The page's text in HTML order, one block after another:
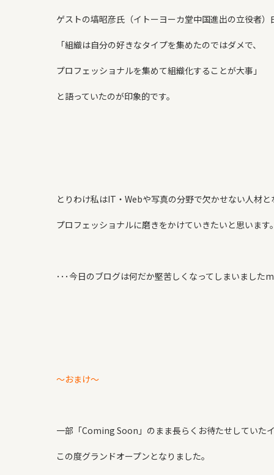
ゲストの塙昭彦氏（イトーヨーカ堂中国進出の立役者）
「組織は自分の好きなタイプを集めたのではダメで、
プロフェッショナルを集めて組織化することが大事」
と語っていたのが印象的です。
とりわけ私はIT・Webや写真の分野で欠かせない人材と
プロフェッショナルに磨きをかけていきたいと思います。
･･･今日のブログは何だか堅苦しくなってしまいました
～おまけ～
一部「Coming Soon」のまま長らくお待たせしていた
この度グランドオープンとなりました。